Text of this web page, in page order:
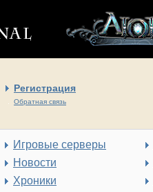
Регистрация
Обратная связь
Игровые серверы
Новости
Хроники